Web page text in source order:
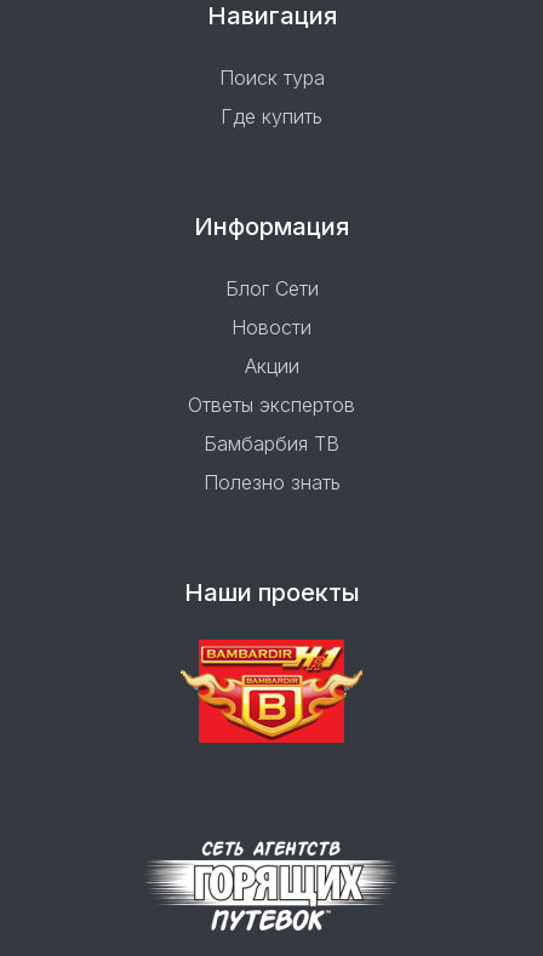
Навигация
Поиск тура
Где купить
Информация
Блог Сети
Новости
Акции
Ответы экспертов
Бамбарбия ТВ
Полезно знать
Наши проекты